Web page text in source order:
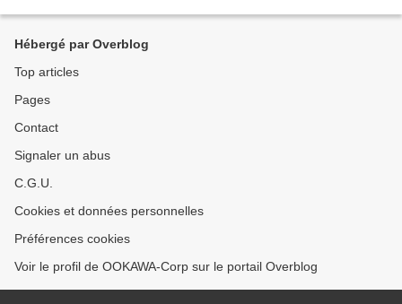
Hébergé par Overblog
Top articles
Pages
Contact
Signaler un abus
C.G.U.
Cookies et données personnelles
Préférences cookies
Voir le profil de OOKAWA-Corp sur le portail Overblog